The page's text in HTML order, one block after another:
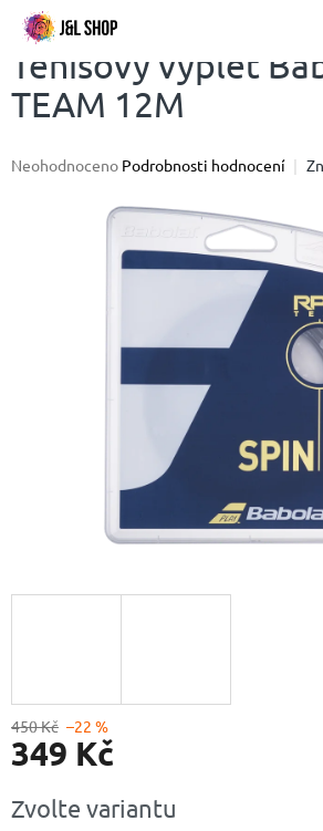
Přejít
obsahTenisový výplet
TEAM 12M
Průměrné
Neohodnoceno Podrobnosti hodnocení
450 Kč –22 %
349 Kč
cena:
Zvolte variantu